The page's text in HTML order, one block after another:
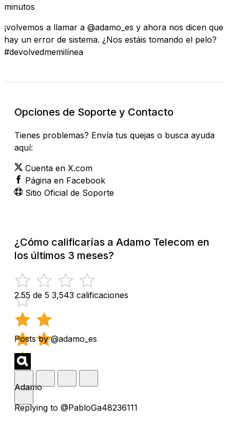
minutos
¡volvemos a llamar a @adamo_es y ahora nos dicen que
hay un error de sistema. ¿Nos estáis tomando el pelo?
#devolvedmemilínea
Opciones de Soporte y Contacto
Tienes problemas? Envía tus quejas o busca ayuda
aquí:
Cuenta en X.com
Página en Facebook
Sitio Oficial de Soporte
¿Cómo calificarías a Adamo Telecom en
los últimos 3 meses?
2.55 de 5 3,543 calificaciones
Posts by @adamo_es
Adamo
Replying to @PabloGa48236111